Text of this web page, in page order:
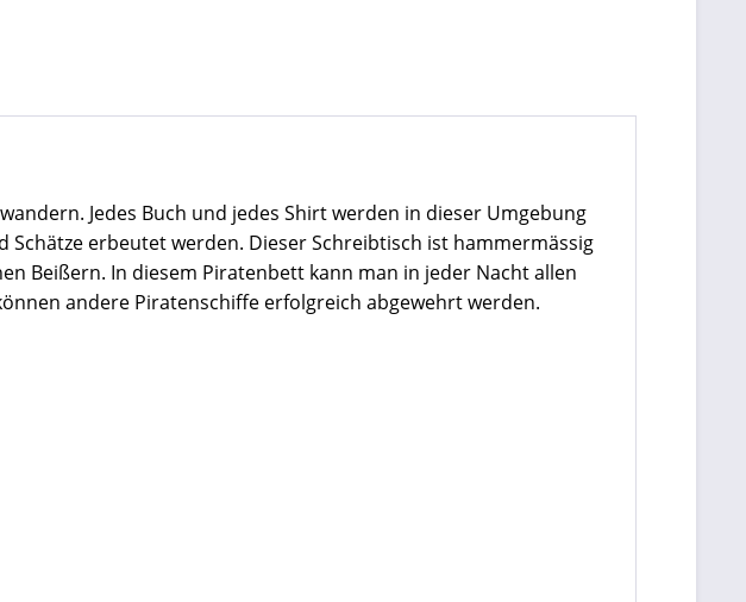
Jedes Buch und jedes Shirt werden in dieser Umgebung
erbeutet werden. Dieser Schreibtisch ist hammermässig
Beißern. In diesem Piratenbett kann man in jeder Nacht allen
andere Piratenschiffe erfolgreich abgewehrt werden.